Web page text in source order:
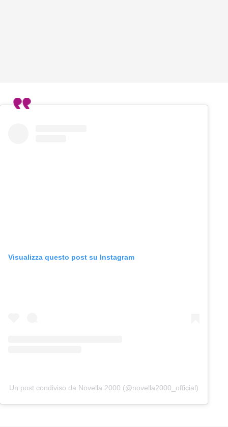
Visualizza questo post su Instagram
Un post condiviso da Novella 2000 (@novella2000_official)